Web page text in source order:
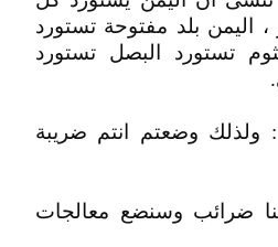
اليمن بلد مفتوحة تستورد
تستورد البصل تستورد
: ولذلك وضعتم انتم ضريبة
ضرائب وسنضع معالجات